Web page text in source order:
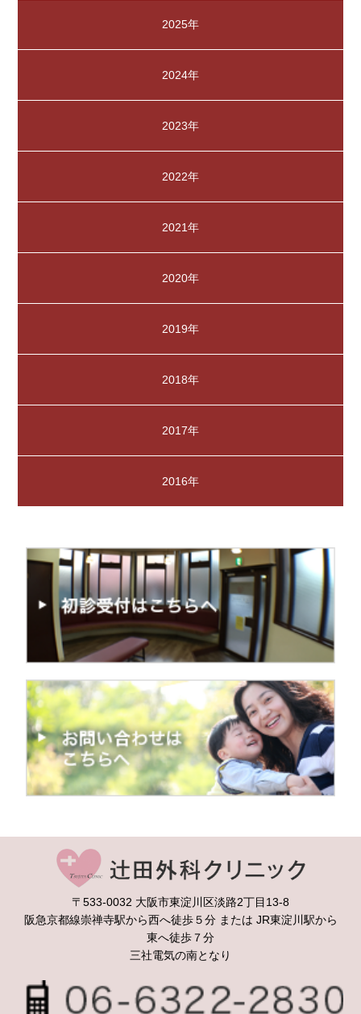
2025年
2024年
2023年
2022年
2021年
2020年
2019年
2018年
2017年
2016年
〒533-0032 大阪市東淀川区淡路2丁目13-8
阪急京都線崇禅寺駅から西へ徒歩５分 または JR東淀川駅から
東へ徒歩７分
三社電気の南となり